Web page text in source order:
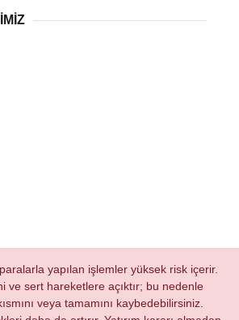
yapılan işlemler yüksek risk içerir.
ve sert hareketlere açıktır; bu nedenle
veya tamamını kaybedebilirsiniz.